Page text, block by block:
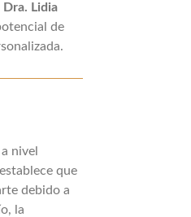
Dra. Lidia
de
nivel
que
debido a
la